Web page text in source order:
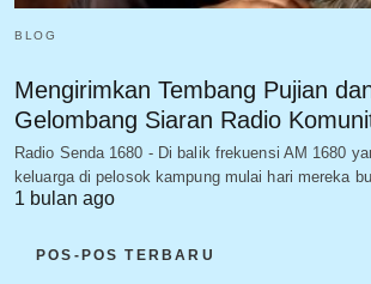
BLOG
Mengirimkan Tembang Pujian
Gelombang Siaran Radio
Radio Senda 1680 - Di balik frekuensi AM 1680
keluarga di pelosok kampung mulai hari mereka
1 bulan ago
POS-POS TERBARU